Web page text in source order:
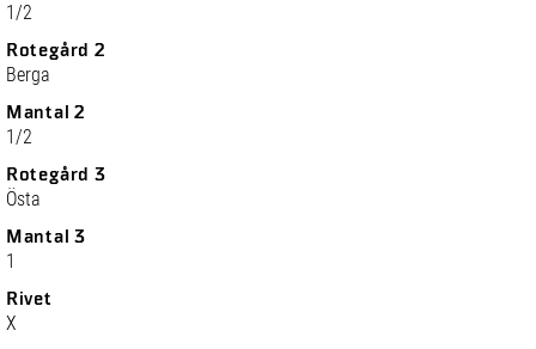
1/2
Rotegård 2
Berga
Mantal 2
1/2
Rotegård 3
Östa
Mantal 3
1
Rivet
X